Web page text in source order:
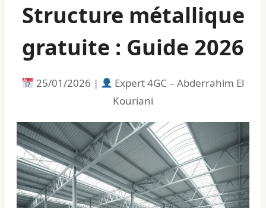
Structure métallique
gratuite : Guide 2026
25/01/2026 |
Expert 4GC – Abderrahim El
Kouriani